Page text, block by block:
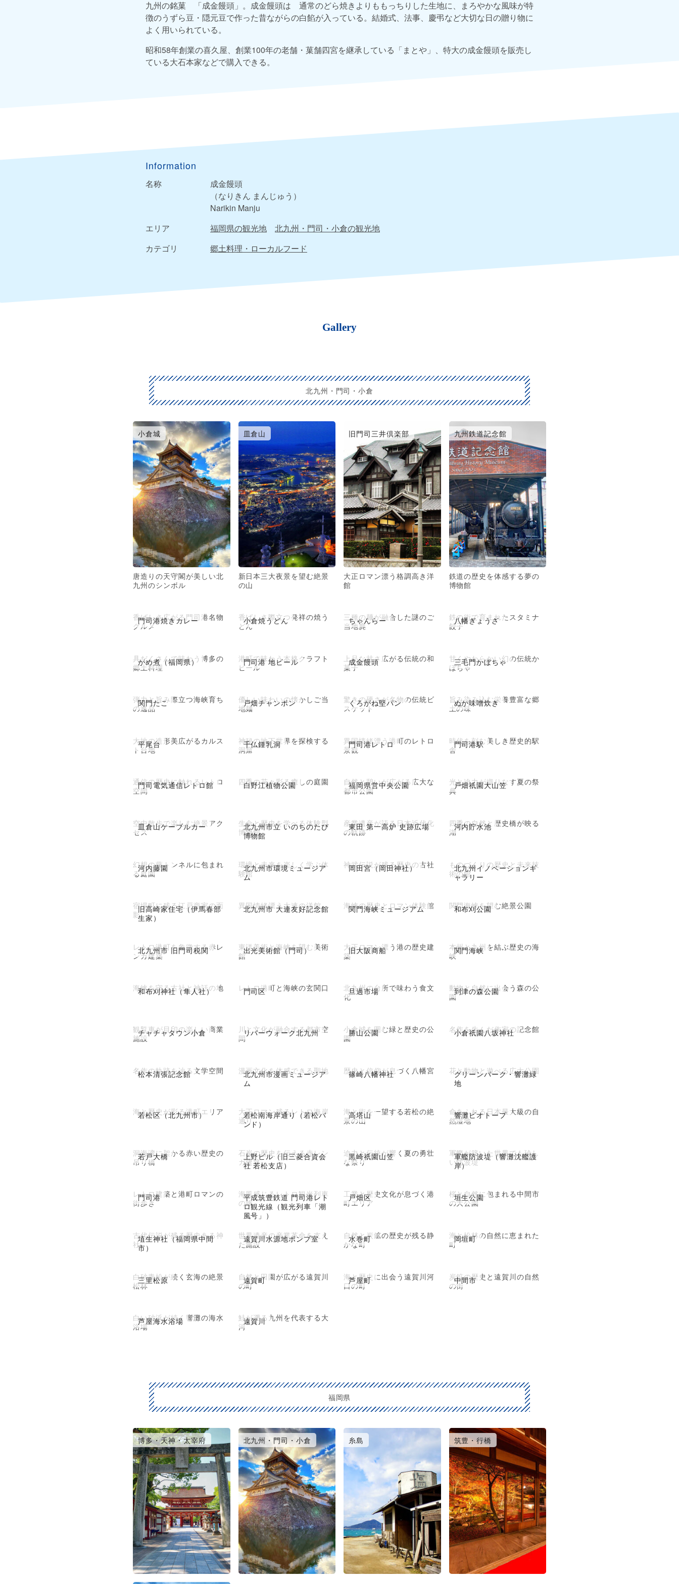
九州の銘菓 「成金饅頭」。成金饅頭は 通常のどら焼きよりももっちりした生地に、まろやかな風味が特
徴のうずら豆・隠元豆で作った昔ながらの白餡が入っている。結婚式、法事、慶弔など大切な日の贈り物に
よく用いられている。
昭和58年創業の喜久屋、創業100年の老舗・菓舗四宮を継承している「まとや」、特大の成金饅頭を販売し
ている大石本家などで購入できる。
Information
名称
成金饅頭
（なりきん まんじゅう）
Narikin Manju
エリア
福岡県の観光地
北九州・門司・小倉の観光地
カテゴリ
郷土料理・ローカルフード
Gallery
北九州・門司・小倉
小倉城
唐造りの天守閣が美しい北
九州のシンボル
皿倉山
新日本三大夜景を望む絶景
の山
旧門司三井倶楽部
大正ロマン漂う格調高き洋
館
九州鉄道記念館
鉄道の歴史を体感する夢の
博物館
門司港焼きカレー
香ばしさ広がる門司港名物
グルメ
小倉焼うどん
香ばしさ際立つ発祥の焼う
どん
ちゃんらー
三種の麺が融合した謎のご
当地麂
八幡ぎょうざ
鉄の街で育まれたスタミナ
餃子
がめ煮（福岡県）
具だくさんで味わう博多の
郷土料理
門司港 地ビール
港町で味わう本格クラフト
ビール
成金饅頭
上品な甘さ広がる伝統の和
菓子
三毛門かぼちゃ
甘くやわらかい幻の伝統か
ぼちゃ
関門たこ
弾力と旨み際立つ海峡育ち
の逸品
戸畑チャンポン
優しい味わいの懐かしご当
地麺
くろがね堅パン
驚きの硬さが名物の伝統ビ
スケット
ぬか味噌炊き
旨み染み込む栄養豊富な郷
土の味
平尾台
大地の造形美広がるカルス
ト台地
千仏鍾乳洞
神秘の地下世界を探検する
洞窟
門司港レトロ
異国情緒漂う港町のレトロ
景観
門司港駅
時代を刻む美しき歴史的駅
舎
門司電気通信レトロ館
通信の歴史に触れるレトロ
空間
白野江植物公園
四季の花々彩る癒しの庭園 福岡県営中央公園
自然と憩いが広がる広大な
都市公園
戸畑祇園大山笠
光と迫力が織りなす夏の祭
典
皿倉山ケーブルカー
空中散歩で楽しむ絶景アク
セス
北九州市立 いのちのたび
博物館
生命と歴史を学べる体験型
博物館
東田 第一高炉 史跡広場
産業遺産が語る日本近代化
の軌跡
河内貯水池
四季の自然と歴史橋が映る
湖
河内藤園
幻想の藤トンネルに包まれ
る庭園
北九州市環境ミュージア
ム
環境と未来を楽しく学ぶ体
験館
岡田宮（岡田神社）
神武伝説が残る歴史の古社
北九州イノベーションギ
ャラリー
ものづくりの歴史と未来技
術の館
旧高崎家住宅（伊馬春部
生家）
宿場町に残る江戸商家の面
影
北九州市 大連友好記念館
異国情緒漂う大連の洋館 関門海峡ミュージアム
海峡の歴史とロマン体験館 和布刈公園
関門海峡を望む絶景公園
北九州市 旧門司税関
レトロ港町を象徴する赤レ
ンガ建築
出光美術館（門司）
東洋美術と海峡を望む美術
館
旧大阪商船
大正ロマン漂う港の歴史建
築
関門海峡
本州と九州を結ぶ歴史の海
峡
和布刈神社（隼人社）
海峡を守る古社と神話の地 門司区
レトロ港町と海峡の玄関口 旦過市場
北九州の台所で味わう食文
化
到津の森公園
動物と自然に出会う森の公
園
チャチャタウン小倉
観覧車が目印の楽しい商業
施設
リバーウォーク北九州
川と文化が融合する都市空
間
勝山公園
小倉城を囲む緑と歴史の公
園
小倉祇園八坂神社
名作を生んだ作家の記念館
松本清張記念館
名作の軌跡を辿る文学空間
北九州市漫画ミュージア
ム
漫画文化を体感できる聖地 篠崎八幡神社
歴史と信仰が息づく八幡宮
グリーンパーク・響灘緑
地
花と動物と遊べる広大公園
若松区（北九州市）
海と歴史が彩る港町エリア
若松南海岸通り（若松バ
ンド）
大正ロマン残るレトロ海岸
通り
高塔山
海と街を一望する若松の絶
景の山
響灘ビオトープ
命あふれる日本最大級の自
然湿地
若戸大橋
洞海湾に架かる赤い歴史の
吊り橋
上野ビル（旧三菱合資会
社 若松支店）
石炭の歴史を伝える赤レン
ガ建築
黒崎祇園山笠
迫力と伝統が響く夏の勇壮
な祭り
軍艦防波堤（響灘沈艦護
岸）
軍艦が築いた世界でも珍し
い防波堤
門司港
レトロ建築と港町ロマンの
街歩き
平成筑豊鉄道 門司港レト
ロ観光線（観光列車「潮
風号」）
海風感じるレトロ観光列車
の旅
戸畑区
工業と歴史文化が息づく港
町エリア
垣生公園
桜と自然に包まれる中間市
の大公園
埴生神社（福岡県中間
市）
古代伝説が残る歴史ある神
社
遠賀川水源地ポンプ室
世界遺産の産業革命を支え
た施設
水巻町
自然と炭鉱の歴史が残る静
かな町
岡垣町
海と松林の自然に恵まれた
町
三里松原
白砂青松が続く玄海の絶景
松林
遠賀町
自然と田園が広がる遠賀川
の町
芦屋町
海と歴史に出会う遠賀川河
口の町
中間市
炭鉱の歴史と遠賀川の自然
の街
芦屋海水浴場
白い砂浜が続く響灘の海水
浴場
遠賀川
鮭が遡る九州を代表する大
河
福岡県
博多・天神・太宰府 北九州・門司・小倉 糸島 筑豊・行橋